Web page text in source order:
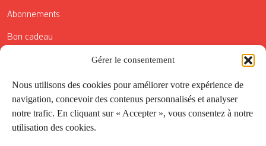
Gérer le consentement
Nous utilisons des cookies pour améliorer votre expérience de
navigation, concevoir des contenus personnalisés et analyser
notre trafic. En cliquant sur « Accepter », vous consentez à notre
utilisation des cookies.
Abonnements
Bon cadeau
Conditions générales de vente
Réductions de la Carte Côté Courrier
Application